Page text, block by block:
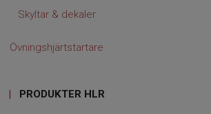
Skyltar & dekaler
Övningshjärtstartare
| PRODUKTER HLR